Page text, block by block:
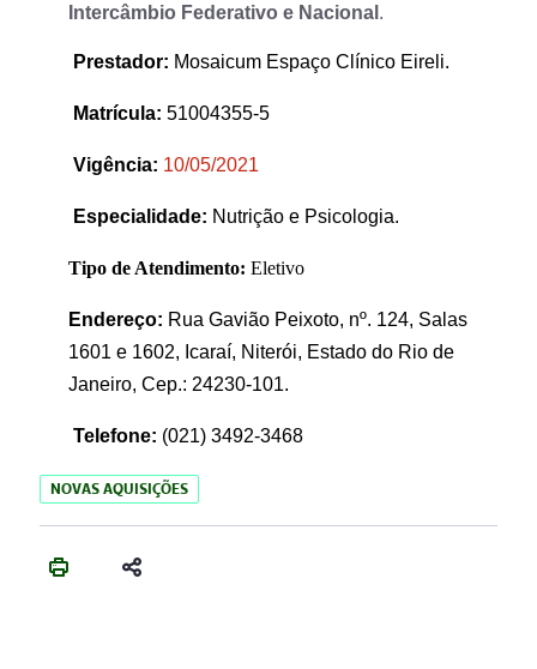
Intercâmbio Federativo e Nacional .
Prestador: Mosaicum Espaço Clínico Eireli.
Matrícula: 51004355-5
Vigência: 10/05/2021
Especialidade: Nutrição e Psicologia.
Tipo de Atendimento: Eletivo
Endereço: Rua Gavião Peixoto, nº. 124, Salas
1601 e 1602, Icaraí, Niterói, Estado do Rio de
Janeiro, Cep.: 24230-101.
Telefone: (021) 3492-3468
NOVAS AQUISIÇÕES